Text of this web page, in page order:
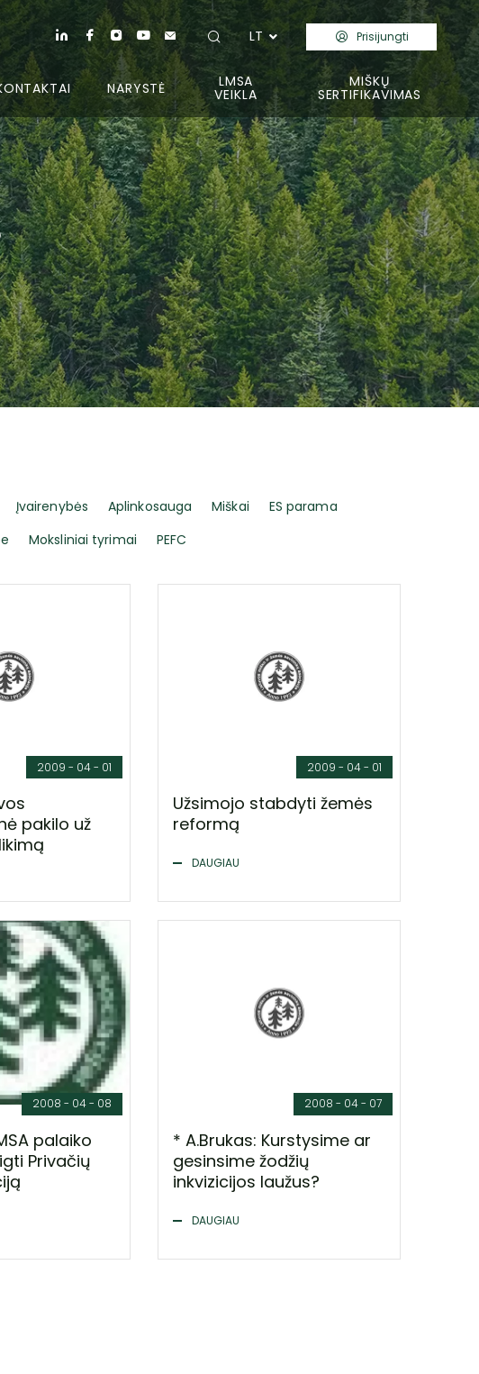
LT Prisijungti
NARYSTĖ LMSA
VEIKLA
MIŠKŲ
SERTIFIKAVIMAS
Įvairenybės Aplinkosauga Miškai
ES parama
Moksliniai tyrimai PEFC
2009 - 04 - 01
pakilo už
2009 - 04 - 01
Užsimojo stabdyti žemės
reformą
DAUGIAU
2008 - 04 - 08
palaiko
Privačių
2008 - 04 - 07
* A.Brukas: Kurstysime ar
gesinsime žodžių
inkvizicijos laužus?
DAUGIAU